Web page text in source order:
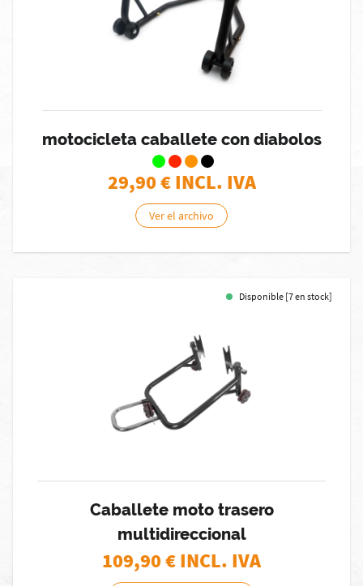
motocicleta caballete con diabolos
29,90€ INCL. IVA
Ver el archivo
Disponible [7 en stock]
Caballete moto trasero
multidireccional
109,90€ INCL. IVA